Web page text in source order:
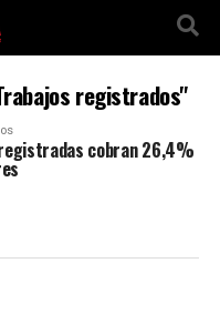
registrados"
cobran 26,4%